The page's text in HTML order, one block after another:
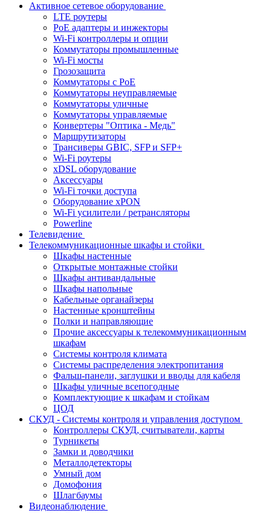
Активное сетевое оборудование
LTE роутеры
PoE адаптеры и инжекторы
Wi-Fi контроллеры и опции
Коммутаторы промышленные
Wi-Fi мосты
Грозозащита
Коммутаторы c PoE
Коммутаторы неуправляемые
Коммутаторы уличные
Коммутаторы управляемые
Конвертеры "Оптика - Медь"
Маршрутизаторы
Трансиверы GBIC, SFP и SFP+
Wi-Fi роутеры
xDSL оборудование
Аксессуары
Wi-Fi точки доступа
Оборудование хPON
Wi-Fi усилители / ретрансляторы
Powerline
Телевидение
Телекоммуникационные шкафы и стойки
Шкафы настенные
Открытые монтажные стойки
Шкафы антивандальные
Шкафы напольные
Кабельные органайзеры
Настенные кронштейны
Полки и направляющие
Прочие аксессуары к телекоммуникационным
шкафам
Системы контроля климата
Системы распределения электропитания
Фальш-панели, заглушки и вводы для кабеля
Шкафы уличные всепогодные
Комплектующие к шкафам и стойкам
ЦОД
СКУД - Системы контроля и управления доступом
Контроллеры СКУД, считыватели, карты
Турникеты
Замки и доводчики
Металлодетекторы
Умный дом
Домофония
Шлагбаумы
Видеонаблюдение